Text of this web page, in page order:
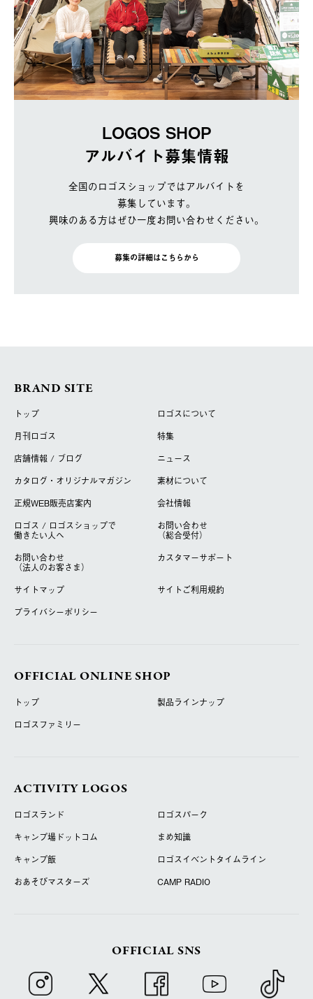
LOGOS SHOP
アルバイト募集情報
全国のロゴスショップではアルバイトを
募集しています。
興味のある方はぜひ一度お問い合わせください。
募集の詳細はこちらから
BRAND SITE
トップ
ロゴスについて
月刊ロゴス
特集
店舗情報 / ブログ
ニュース
カタログ・オリジナルマガジン
素材について
正規WEB販売店案内
会社情報
ロゴス / ロゴスショップで
働きたい人へ
お問い合わせ
（総合受付）
お問い合わせ
（法人のお客さま）
カスタマーサポート
サイトマップ
サイトご利用規約
プライバシーポリシー
OFFICIAL ONLINE SHOP
トップ
製品ラインナップ
ロゴスファミリー
ACTIVITY LOGOS
ロゴスランド
ロゴスパーク
キャンプ場ドットコム
まめ知識
キャンプ飯
ロゴスイベントタイムライン
おあそびマスターズ
CAMP RADIO
OFFICIAL SNS